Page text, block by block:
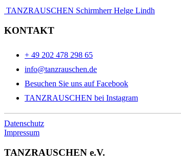
TANZRAUSCHEN Schirmherr Helge Lindh
KONTAKT
+ 49 202 478 298 65
info@tanzrauschen.de
Besuchen Sie uns auf Facebook
TANZRAUSCHEN bei Instagram
Datenschutz
Impressum
TANZRAUSCHEN e.V.